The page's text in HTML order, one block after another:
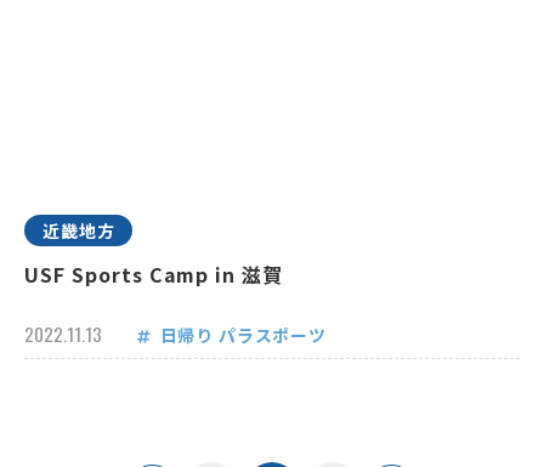
近畿地方
USF Sports Camp in 滋賀
2022.11.13 日帰り パラスポーツ